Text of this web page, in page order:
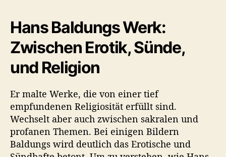
Hans Baldungs Werk:
Zwischen Erotik, Sünde,
und Religion
Er malte Werke, die von einer tief
empfundenen Religiosität erfüllt sind.
Wechselt aber auch zwischen sakralen und
profanen Themen. Bei einigen Bildern
Baldungs wird deutlich das Erotische und